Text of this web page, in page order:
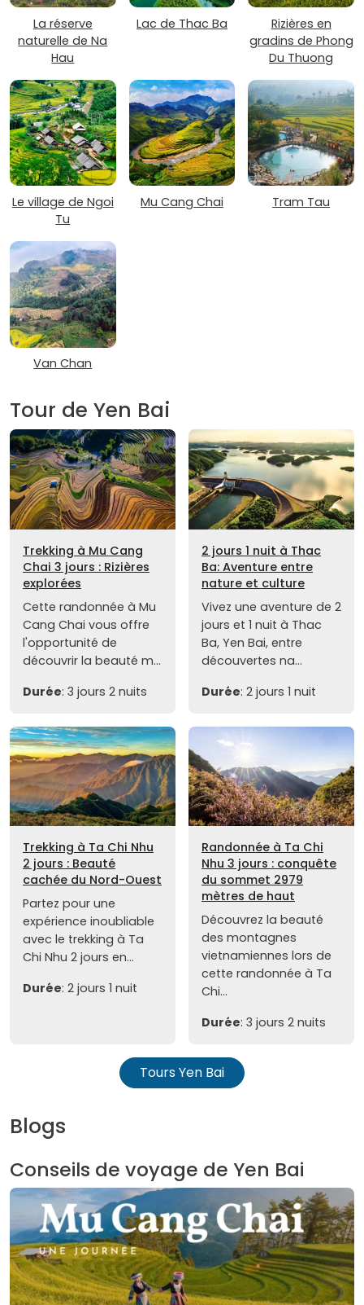
La réserve
naturelle de Na
Hau
Lac de Thac Ba
Rizières en
gradins de Phong
Du Thuong
Le village de Ngoi
Tu
Mu Cang Chai Tram Tau
Van Chan
Tour de Yen Bai
Trekking à Mu Cang
Chai 3 jours : Rizières
explorées
Cette randonnée à Mu
Cang Chai vous offre
l'opportunité de
découvrir la beauté m...
Durée: 3 jours 2 nuits
2 jours 1 nuit à Thac
Ba: Aventure entre
nature et culture
Vivez une aventure de 2
jours et 1 nuit à Thac
Ba, Yen Bai, entre
découvertes na...
Durée: 2 jours 1 nuit
Trekking à Ta Chi Nhu
2 jours : Beauté
cachée du Nord-Ouest
Partez pour une
expérience inoubliable
avec le trekking à Ta
Chi Nhu 2 jours en...
Durée: 2 jours 1 nuit
Randonnée à Ta Chi
Nhu 3 jours : conquête
du sommet 2979
mètres de haut
Découvrez la beauté
des montagnes
vietnamiennes lors de
cette randonnée à Ta
Chi...
Durée: 3 jours 2 nuits
Tours Yen Bai
Blogs
Conseils de voyage de Yen Bai